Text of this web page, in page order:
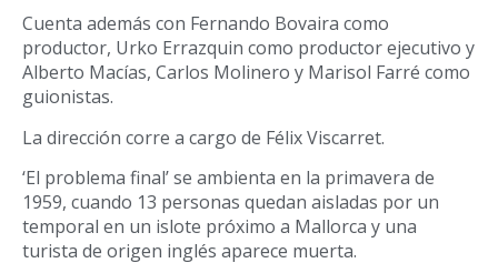
Cuenta además con Fernando Bovaira como
productor, Urko Errazquin como productor ejecutivo y
Alberto Macías, Carlos Molinero y Marisol Farré como
guionistas.
La dirección corre a cargo de Félix Viscarret.
‘El problema final’ se ambienta en la primavera de
1959, cuando 13 personas quedan aisladas por un
temporal en un islote próximo a Mallorca y una
turista de origen inglés aparece muerta.